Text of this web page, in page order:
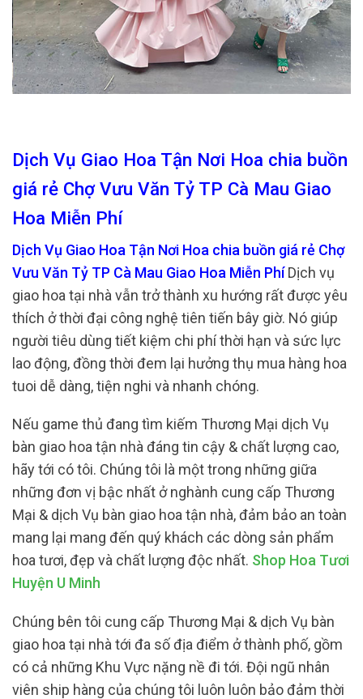
Dịch Vụ Giao Hoa Tận Nơi Hoa chia buồn
giá rẻ Chợ Vưu Văn Tỷ TP Cà Mau Giao
Hoa Miễn Phí
Dịch Vụ Giao Hoa Tận Nơi Hoa chia buồn giá rẻ Chợ
Vưu Văn Tỷ TP Cà Mau Giao Hoa Miễn PhíDịch vụ
giao hoa tại nhà vẫn trở thành xu hướng rất được yêu
thích ở thời đại công nghệ tiên tiến bây giờ. Nó giúp
người tiêu dùng tiết kiệm chi phí thời hạn và sức lực
lao động, đồng thời đem lại hưởng thụ mua hàng hoa
tuoi dễ dàng, tiện nghi và nhanh chóng.
Nếu game thủ đang tìm kiếm Thương Mại dịch Vụ
bàn giao hoa tận nhà đáng tin cậy & chất lượng cao,
hãy tới có tôi. Chúng tôi là một trong những giữa
những đơn vị bậc nhất ở nghành cung cấp Thương
Mại & dịch Vụ bàn giao hoa tận nhà, đảm bảo an toàn
mang lại mang đến quý khách các dòng sản phẩm
hoa tươi, đẹp và chất lượng độc nhất. Shop Hoa Tươi
Huyện U Minh
Chúng bên tôi cung cấp Thương Mại & dịch Vụ bàn
giao hoa tại nhà tới đa số địa điểm ở thành phố, gồm
có cả những Khu Vực nặng nề đi tới. Đội ngũ nhân
viên ship hàng của chúng tôi luôn luôn bảo đảm thời